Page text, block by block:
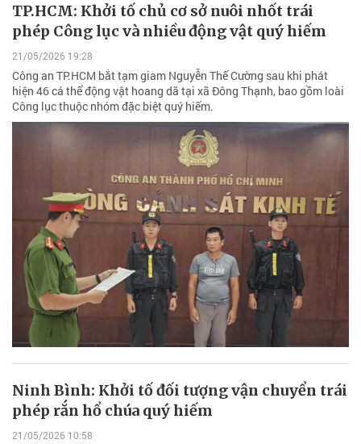
TP.HCM: Khởi tố chủ cơ sở nuôi nhốt trái
phép Công lục và nhiều động vật quý hiếm
21/05/2026 19:28
Công an TP.HCM bắt tạm giam Nguyễn Thế Cường sau khi phát
hiện 46 cá thể động vật hoang dã tại xã Đông Thạnh, bao gồm loài
Công lục thuộc nhóm đặc biệt quý hiếm.
Ninh Bình: Khởi tố đối tượng vận chuyển trái
phép rắn hổ chúa quý hiếm
21/05/2026 10:58